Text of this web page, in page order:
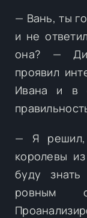
— Вань, ты
и не
она? —
проявил
Ивана и в
— Я решил,
королевы
буду
ровным